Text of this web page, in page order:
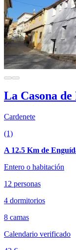
La Casona de
Cardenete
(1)
A 12.5 Km de
Entero o habitación
12 personas
4 dormitorios
8 camas
Calendario verificado